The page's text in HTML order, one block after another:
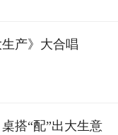
产》大合唱
搭“配”出大生意